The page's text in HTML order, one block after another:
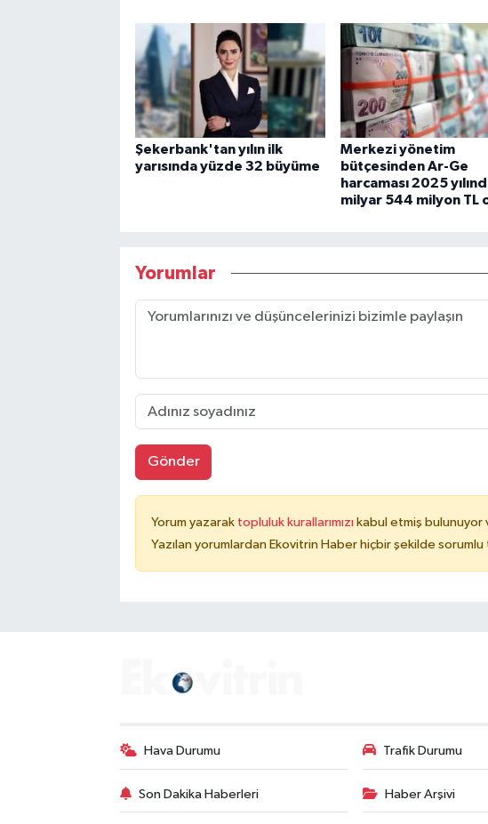
Şekerbank'tan yılın ilk
yarısında yüzde 32 büyüme
Merkezi yönetim
bütçesinden Ar-Ge
harcaması 2025
milyar 544 milyon TL
Yorumlar
Gönder
Yorum yazarak topluluk kurallarımızı kabul etmiş
Yazılan yorumlardan Ekovitrin Haber hiçbir şekilde
Hava Durumu Trafik Durumu
Son Dakika Haberleri Haber Arşivi